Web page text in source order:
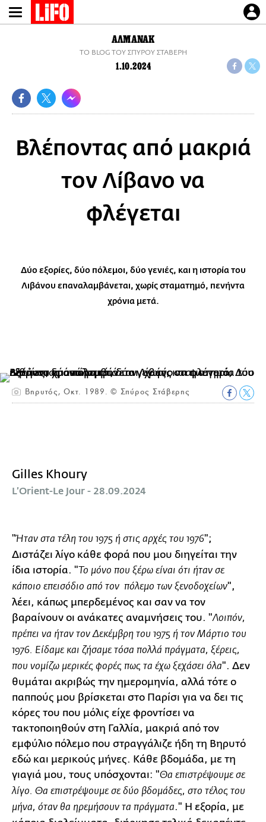
Παράκαμψη
προς
ΑΛΜΑΝΑΚ
TO BLOG ΤΟΥ ΣΠΥΡΟΥ ΣΤΑΒΕΡΗ
1.10.2024
Βλέποντας από μακριά
τον Λίβανο να
φλέγεται
Δύο εξορίες, δύο πόλεμοι, δύο γενιές, και η ιστορία του
Λιβάνου επαναλαμβάνεται, χωρίς σταματημό, πενήντα
χρόνια μετά.
Βηρυτός, Οκτ. 1989. © Σπύρος Στάβερης
Gilles Khoury
L’Orient-Le Jour - 28.09.2024
"Ήταν στα τέλη του 1975 ή στις αρχές του 1976";
Διστάζει λίγο κάθε φορά που μου διηγείται την
ίδια ιστορία. " Το μόνο που ξέρω είναι ότι ήταν σε
κάποιο επεισόδιο από τον πόλεμο των ξενοδοχείων",
λέει, κάπως μπερδεμένος και σαν να τον
βαραίνουν οι ανάκατες αναμνήσεις του. "Λοιπόν,
πρέπει να ήταν τον Δεκέμβρη του 1975 ή τον Μάρτιο του
1976. Είδαμε και ζήσαμε τόσα πολλά πράγματα, ξέρεις,
που νομίζω μερικές φορές πως τα έχω ξεχάσει όλα". Δεν
θυμάται ακριβώς την ημερομηνία, αλλά τότε ο
παππούς μου βρίσκεται στο Παρίσι για να δει τις
κόρες του που μόλις είχε φροντίσει να
τακτοποιηθούν στη Γαλλία, μακριά από τον
εμφύλιο πόλεμο που στραγγάλιζε ήδη τη Βηρυτό
εδώ και μερικούς μήνες. Κάθε βδομάδα, με τη
γιαγιά μου, τους υπόσχονται: "Θα επιστρέψουμε σε
λίγο. Θα επιστρέψουμε σε δύο βδομάδες, στο τέλος του
μήνα, όταν θα ηρεμήσουν τα πράγματα." Η εξορία, με